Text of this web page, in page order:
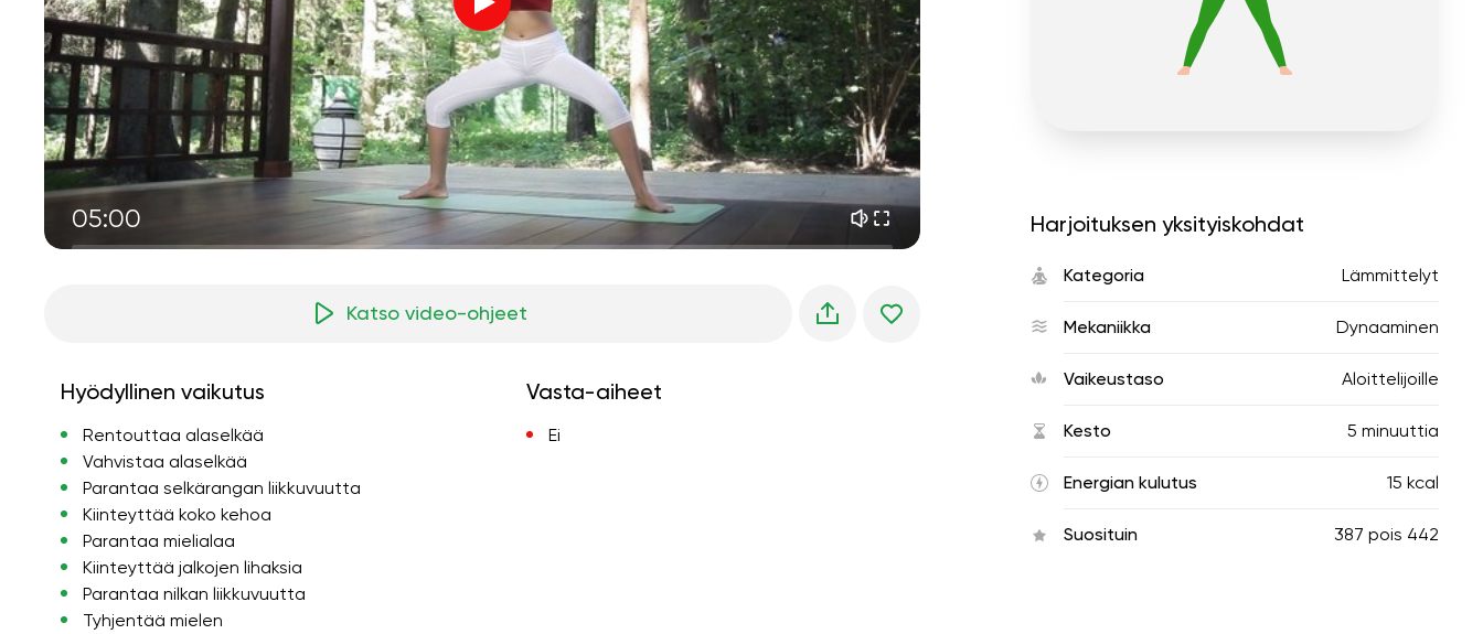
05:00
Ohjaajan ääni
kesäsade 02:00
vuoren hiljaisuus 02:00
merituuli 02:00
tuulen ääni 02:00
kevätmetsä 02:00
Katso video-ohjeet
Hyödyllinen vaikutus
Rentouttaa alaselkää
Vahvistaa alaselkää
Parantaa selkärangan liikkuvuutta
Kiinteyttää koko kehoa
Parantaa mielialaa
Kiinteyttää jalkojen lihaksia
Parantaa nilkan liikkuvuutta
Tyhjentää mielen
Vasta-aiheet
Ei
Harjoituksen yksityiskohdat
Kategoria Lämmittelyt
Mekaniikka Dynaaminen
Vaikeustaso Aloittelijoille
Kesto 5 minuuttia
Energian kulutus 15 kcal
Suosituin 387 pois 442